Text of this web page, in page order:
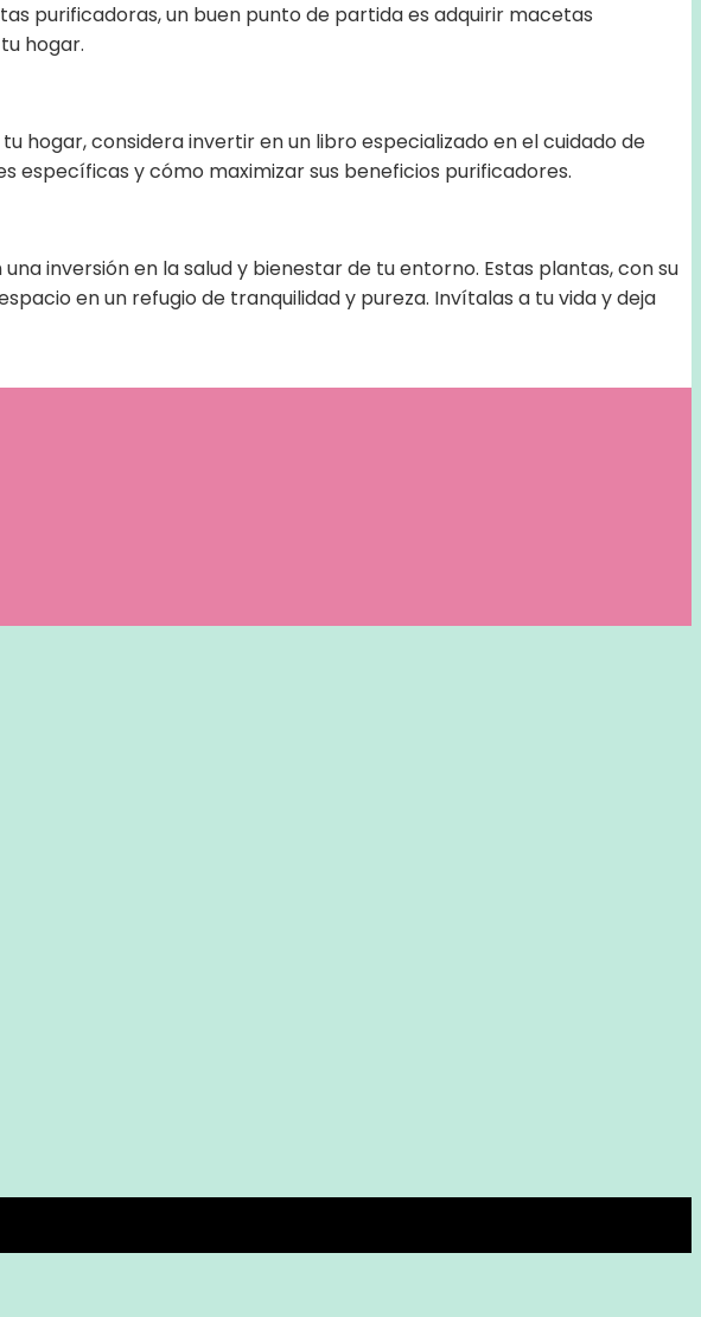
purificadoras, un buen punto de partida es adquirir macetas
hogar.
hogar, considera invertir en un libro especializado en el cuidado de
específicas y cómo maximizar sus beneficios purificadores.
inversión en la salud y bienestar de tu entorno. Estas plantas, con su
en un refugio de tranquilidad y pureza. Invítalas a tu vida y deja